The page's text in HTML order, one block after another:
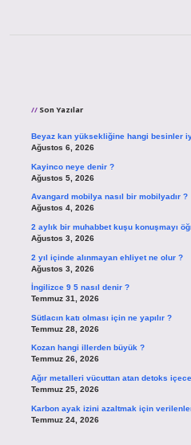
Son Yazılar
Beyaz kan yüksekliğine hangi besinler
Ağustos 6, 2026
Kayinco neye denir ?
Ağustos 5, 2026
Avangard mobilya nasıl bir mobilyadır ?
Ağustos 4, 2026
2 aylık bir muhabbet kuşu konuşmayı
Ağustos 3, 2026
2 yıl içinde alınmayan ehliyet ne olur ?
Ağustos 3, 2026
İngilizce 9 5 nasıl denir ?
Temmuz 31, 2026
Sütlacın katı olması için ne yapılır ?
Temmuz 28, 2026
Kozan hangi illerden büyük ?
Temmuz 26, 2026
Ağır metalleri vücuttan atan detoks
Temmuz 25, 2026
Karbon ayak izini azaltmak için
Temmuz 24, 2026